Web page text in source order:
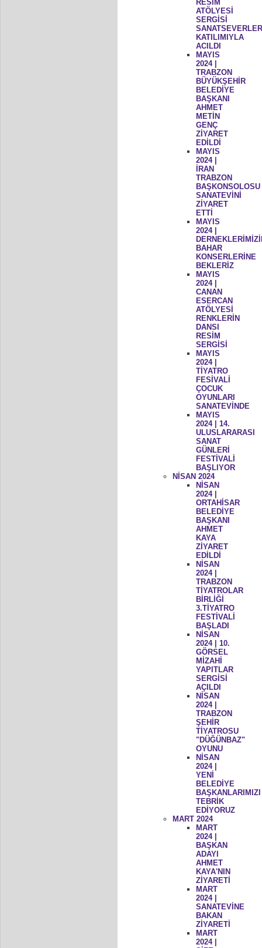
RESİM
ATÖLYESİ
SERGİSİ
KATILIMIYLA
ACILDI
MAYIS
2024 |
TRABZON
BÜYÜKŞEHİR
BELEDİYE
BAŞKANI
AHMET
METİN
GENÇ
ZİYARET
EDİLDİ
MAYIS
2024 |
İRAN
TRABZON
BAŞKONSOLOSU
SANATEVİNİ
ZİYARET
ETTİ
MAYIS
2024 |
BAHAR
KONSERLERİNE
BEKLERİZ
MAYIS
2024 |
CANAN
ESERCAN
ATÖLYESİ
RENKLERİN
DANSI
RESİM
SERGİSİ
MAYIS
2024 |
TİYATRO
FESİVALİ
ÇOCUK
OYUNLARI
SANATEVİNDE
MAYIS
2024 | 14.
ULUSLARARASI
SANAT
GÜNLERİ
FESTİVALİ
BAŞLIYOR
NİSAN 2024
NİSAN
2024 |
ORTAHİSAR
BELEDİYE
BAŞKANI
AHMET
KAYA
ZİYARET
EDİLDİ
NİSAN
2024 |
TRABZON
TİYATROLAR
BİRLİĞİ
3.TİYATRO
FESTİVALİ
BAŞLADI
NİSAN
2024 | 10.
GÖRSEL
MİZAHİ
YAPITLAR
SERGİSİ
AÇILDI
NİSAN
2024 |
TRABZON
ŞEHİR
TİYATROSU
"DÜĞÜNBAZ"
OYUNU
NİSAN
2024 |
YENİ
BELEDİYE
BAŞKANLARIMIZI
TEBRİK
EDİYORUZ
MART 2024
MART
2024 |
BAŞKAN
ADAYI
AHMET
KAYA'NIN
ZİYARETİ
MART
2024 |
SANATEVİNE
BAKAN
ZİYARETİ
MART
2024 |